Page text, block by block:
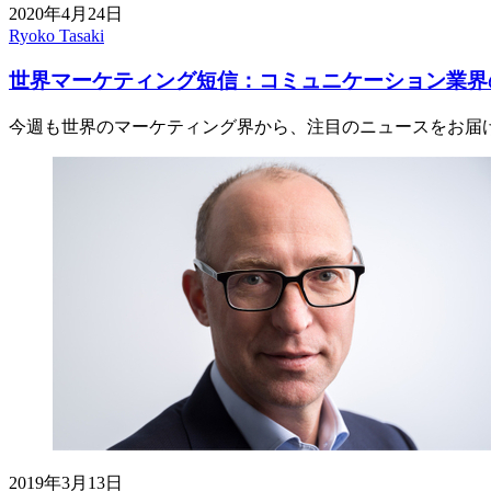
2020年4月24日
Ryoko Tasaki
世界マーケティング短信：コミュニケーション業
今週も世界のマーケティング界から、注目のニュースをお届
2019年3月13日